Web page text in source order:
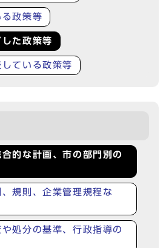
政策等
た政策等
ている政策等
的な計画、市の部門別の
規則、企業管理規程な
処分の基準、行政指導の